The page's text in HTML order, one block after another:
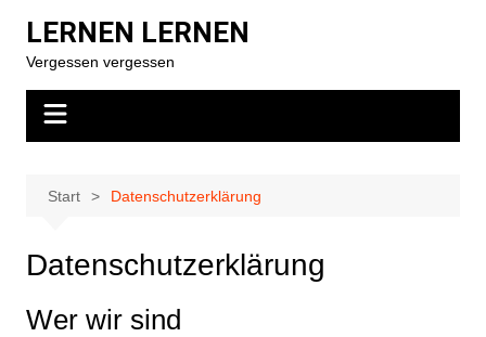
Inhalt
springen
LERNEN LERNEN
Vergessen vergessen
Start Datenschutzerklärung
Datenschutzerklärung
Wer wir sind